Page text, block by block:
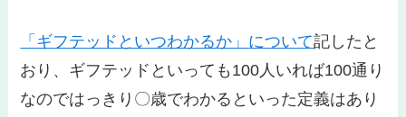
「ギフテッドといつわかるか」 について記したと
おり、ギフテッドといっても100人いれば100通り
なのではっきり〇歳でわかるといった定義はあり